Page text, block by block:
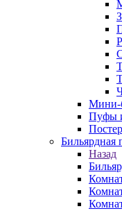
Мини-
Пуфы
Бильярдная
Назад